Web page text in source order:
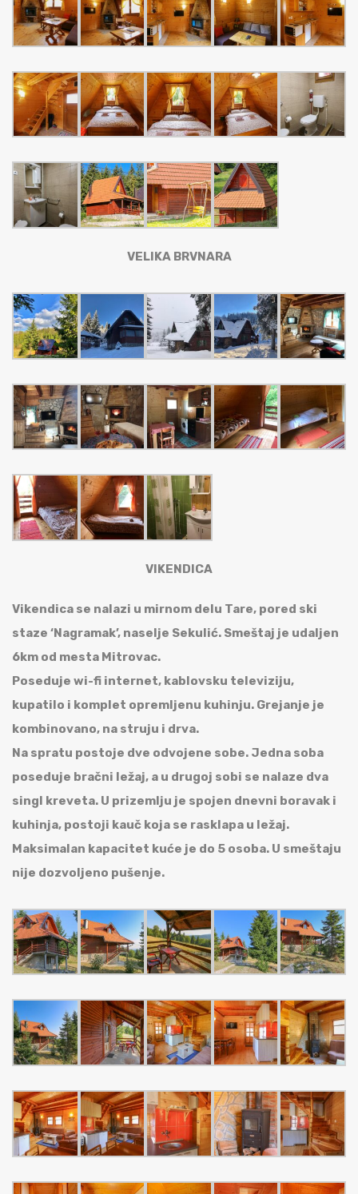
VELIKA BRVNARA
VIKENDICA
Vikendica se nalazi u mirnom delu Tare, pored ski
staze ‘Nagramak’, naselje Sekulić. Smeštaj je udaljen
6km od mesta Mitrovac.
Poseduje wi-fi internet, kablovsku televiziju,
kupatilo i komplet opremljenu kuhinju. Grejanje je
kombinovano, na struju i drva.
Na spratu postoje dve odvojene sobe. Jedna soba
poseduje bračni ležaj, a u drugoj sobi se nalaze dva
singl kreveta. U prizemlju je spojen dnevni boravak i
kuhinja, postoji kauč koja se rasklapa u ležaj.
Maksimalan kapacitet kuće je do 5 osoba. U smeštaju
nije dozvoljeno pušenje.